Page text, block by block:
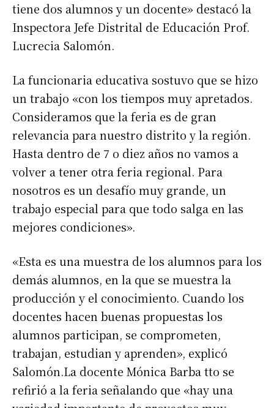
Suscribirme gratis
tiene dos alumnos y un docente» destacó la
Inspectora Jefe Distrital de Educación Prof.
Lucrecia Salomón.
La funcionaria educativa sostuvo que se hizo
un trabajo «con los tiempos muy apretados.
Consideramos que la feria es de gran
relevancia para nuestro distrito y la región.
Hasta dentro de 7 o diez años no vamos a
volver a tener otra feria regional. Para
nosotros es un desafío muy grande, un
trabajo especial para que todo salga en las
mejores condiciones».
«Esta es una muestra de los alumnos para los
demás alumnos, en la que se muestra la
producción y el conocimiento. Cuando los
docentes hacen buenas propuestas los
alumnos participan, se comprometen,
trabajan, estudian y aprenden», explicó
Salomón.La docente Mónica Barba tto se
refirió a la feria señalando que «hay una